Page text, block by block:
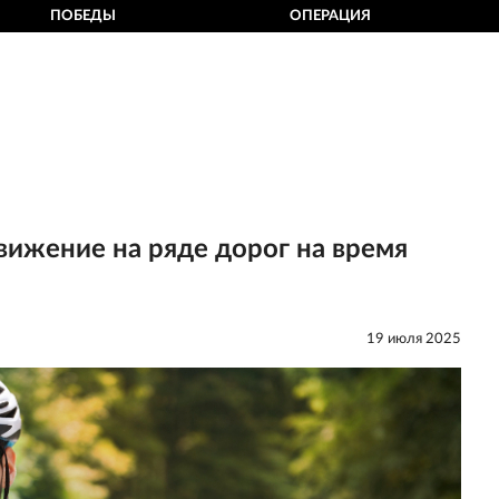
ПОБЕДЫ ОПЕРАЦИЯ
на ряде дорог на время
19 июля 2025